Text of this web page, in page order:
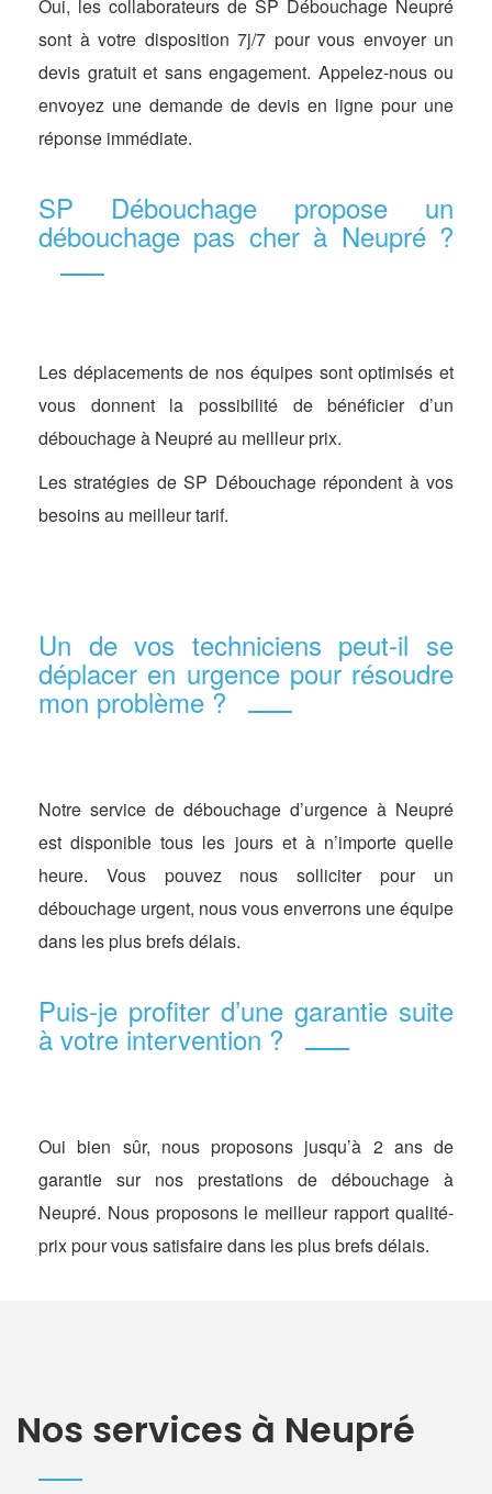
Oui, les collaborateurs de SP Débouchage Neupré
sont à votre disposition 7j/7 pour vous envoyer un
devis gratuit et sans engagement. Appelez-nous ou
envoyez une demande de devis en ligne pour une
réponse immédiate.
SP Débouchage propose un
débouchage pas cher à Neupré ?
Les déplacements de nos équipes sont optimisés et
vous donnent la possibilité de bénéficier d’un
débouchage à Neupré au meilleur prix.
Les stratégies de SP Débouchage répondent à vos
besoins au meilleur tarif.
Un de vos techniciens peut-il se
déplacer en urgence pour résoudre
mon problème ?
Notre service de débouchage d’urgence à Neupré
est disponible tous les jours et à n’importe quelle
heure. Vous pouvez nous solliciter pour un
débouchage urgent, nous vous enverrons une équipe
dans les plus brefs délais.
Puis-je profiter d’une garantie suite
à votre intervention ?
Oui bien sûr, nous proposons jusqu’à 2 ans de
garantie sur nos prestations de débouchage à
Neupré. Nous proposons le meilleur rapport qualité-
prix pour vous satisfaire dans les plus brefs délais.
Nos services à Neupré